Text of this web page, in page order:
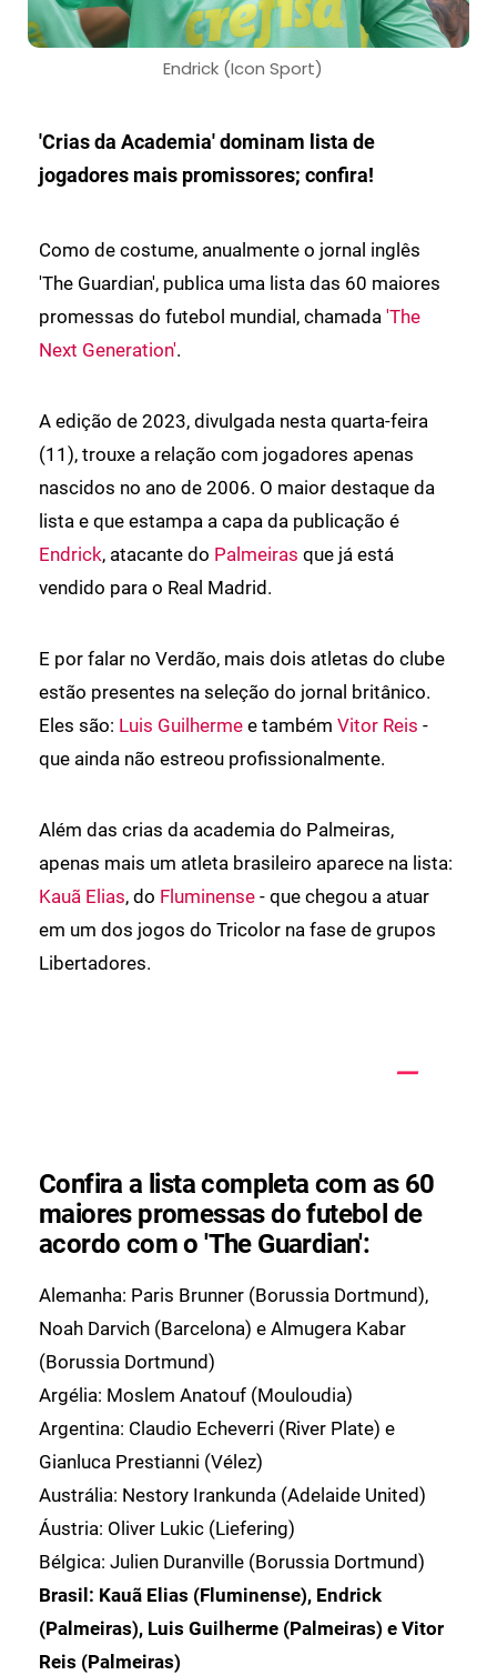
Endrick (Icon Sport)
'Crias da Academia' dominam lista de
jogadores mais promissores; confira!
Como de costume, anualmente o jornal inglês
'The Guardian', publica uma lista das 60 maiores
promessas do futebol mundial, chamada 'The
Next Generation'.
A edição de 2023, divulgada nesta quarta-feira
(11), trouxe a relação com jogadores apenas
nascidos no ano de 2006. O maior destaque da
lista e que estampa a capa da publicação é
Endrick, atacante do Palmeiras que já está
vendido para o Real Madrid.
E por falar no Verdão, mais dois atletas do clube
estão presentes na seleção do jornal britânico.
Eles são: Luis Guilherme e também Vitor Reis -
que ainda não estreou profissionalmente.
Além das crias da academia do Palmeiras,
apenas mais um atleta brasileiro aparece na lista:
Kauã Elias, do Fluminense - que chegou a atuar
em um dos jogos do Tricolor na fase de grupos
Libertadores.
Confira a lista completa com as 60
maiores promessas do futebol de
acordo com o 'The Guardian':
Alemanha: Paris Brunner (Borussia Dortmund),
Noah Darvich (Barcelona) e Almugera Kabar
(Borussia Dortmund)
Argélia: Moslem Anatouf (Mouloudia)
Argentina: Claudio Echeverri (River Plate) e
Gianluca Prestianni (Vélez)
Austrália: Nestory Irankunda (Adelaide United)
Áustria: Oliver Lukic (Liefering)
Bélgica: Julien Duranville (Borussia Dortmund)
Brasil: Kauã Elias (Fluminense), Endrick
(Palmeiras), Luis Guilherme (Palmeiras) e Vitor
Reis (Palmeiras)